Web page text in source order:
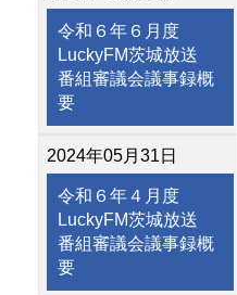
令和６年６月度
LuckyFM茨城放送
番組審議会議事録概
要
2024年05月31日
令和６年４月度
LuckyFM茨城放送
番組審議会議事録概
要